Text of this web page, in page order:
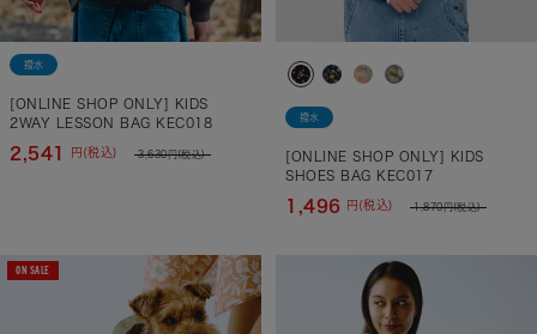
撥水
[ONLINE SHOP ONLY] KIDS
2WAY LESSON BAG KEC018
2,541 円(税込) 3,630円(税込)
撥水
[ONLINE SHOP ONLY] KIDS
SHOES BAG KEC017
1,496 円(税込) 1,870円(税込)
ON SALE